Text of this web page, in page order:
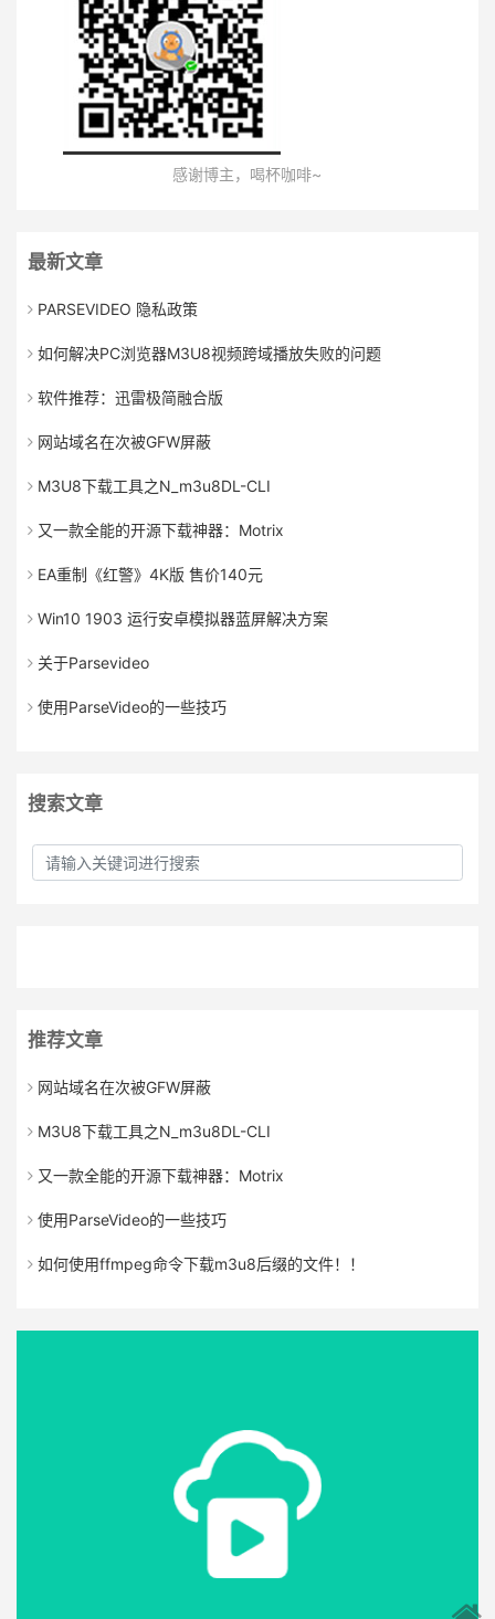
感谢博主，喝杯咖啡~
最新文章
PARSEVIDEO 隐私政策
如何解决PC浏览器M3U8视频跨域播放失败的问题
软件推荐：迅雷极简融合版
网站域名在次被GFW屏蔽
M3U8下载工具之N_m3u8DL-CLI
又一款全能的开源下载神器：Motrix
EA重制《红警》4K版 售价140元
Win10 1903 运行安卓模拟器蓝屏解决方案
关于Parsevideo
使用ParseVideo的一些技巧
搜索文章
推荐文章
网站域名在次被GFW屏蔽
M3U8下载工具之N_m3u8DL-CLI
又一款全能的开源下载神器：Motrix
使用ParseVideo的一些技巧
如何使用ffmpeg命令下载m3u8后缀的文件！！